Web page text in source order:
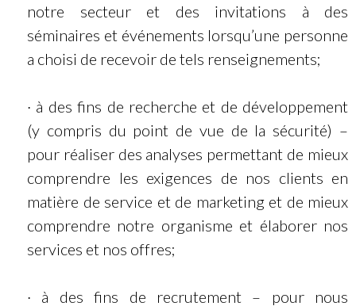
notre secteur et des invitations à des
séminaires et événements lorsqu’une personne
a choisi de recevoir de tels renseignements;
· à des fins de recherche et de développement
(y compris du point de vue de la sécurité) –
pour réaliser des analyses permettant de mieux
comprendre les exigences de nos clients en
matière de service et de marketing et de mieux
comprendre notre organisme et élaborer nos
services et nos offres;
· à des fins de recrutement – pour nous